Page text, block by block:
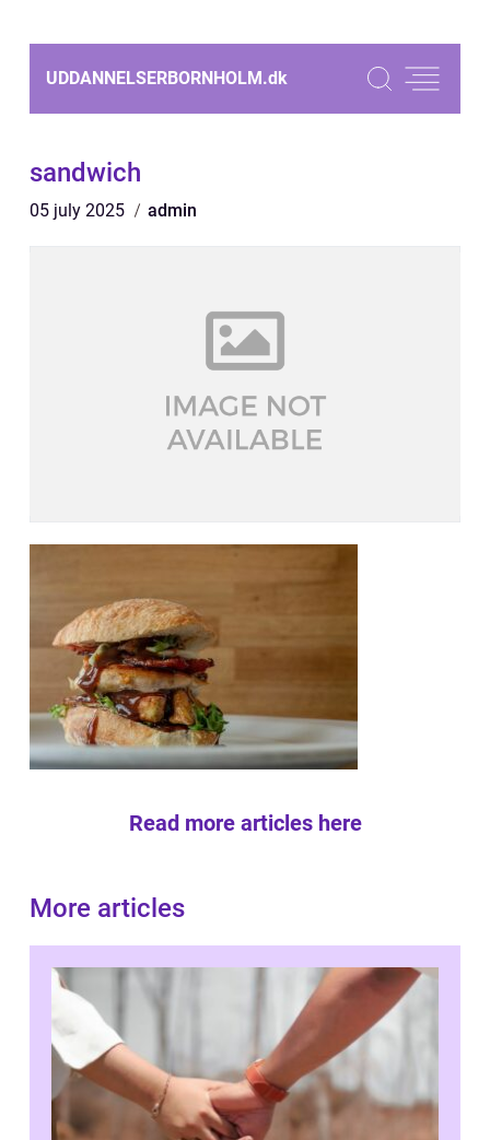
UDDANNELSERBORNHOLM.dk
sandwich
05 july 2025 admin
Read more articles here
More articles